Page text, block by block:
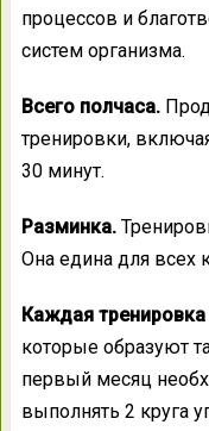
процессов и
систем организма.
Всего полчаса.
тренировки,
30 минут.
Разминка.
Она едина для всех
Каждая
которые образуют
первый месяц
выполнять 2 круга